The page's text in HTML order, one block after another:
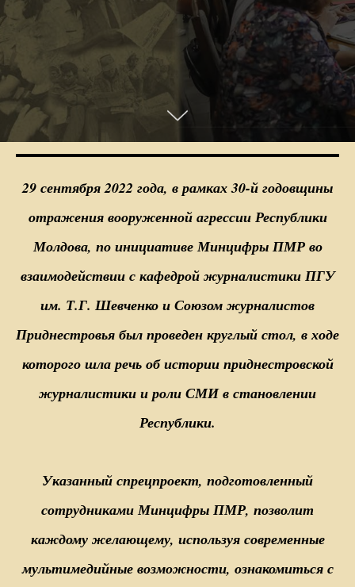
29 сентября 2022 года, в рамках 30-й годовщины
отражения вооруженной агрессии Республики
Молдова, по инициативе Минцифры ПМР во
взаимодействии с кафедрой журналистики ПГУ
им. Т.Г. Шевченко и Союзом журналистов
Приднестровья был проведен круглый стол, в ходе
которого шла речь об истории приднестровской
журналистики и роли СМИ в становлении
Республики.
Указанный спрецпроект, подготовленный
сотрудниками Минцифры ПМР, позволит
каждому желающему, используя современные
мультимедийные возможности, ознакомиться с